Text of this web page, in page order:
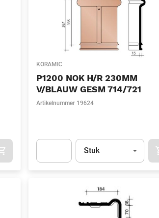
APOK.CATEGORY.PRODUCTS.CART.ADDTOCART
KORAMIC
P1200 NOK H/R 230MM
V/BLAUW GESM 714/721
Artikelnummer 19624
Eenheid
Stuk